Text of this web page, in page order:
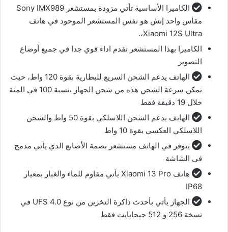
الكاميرا الأساسية تأتي مزودة بمستشعر Sony IMX989
مقاس واحد إنش هو نفس المستشعر الموجود في هاتف
Xiaomi 12S Ultra،.
الكاميرا بهذا المستشعر تقدم اداء قوي جدا في جميع أوضاع
التصوير
الهاتف يدعم الشحن السريع للبطارية بقوة 120 واط، حيث
تمكن سرعة الشحن هذه من شحن الجهاز بنسبة 100 في المئة
خلال 19 دقيقة فقط
الهاتف يدعم الشحن اللاسلكي بقوة 50 واط والشحن
اللاسلكي العكسي بقوة 10 واط
يتوفر في الهاتف مستشعر بصمة الأصابع الذي يأتي مدمج
في الشاشة
هاتف Xiaomi 13 Pro يأتي مقاوم للماء والغبار بمعيار
IP68
الجهاز يأتي بأحدث ذاكرة التخزين من نوع UFS 4.0 في
نسخة 256 و 512 جيجابايت فقط